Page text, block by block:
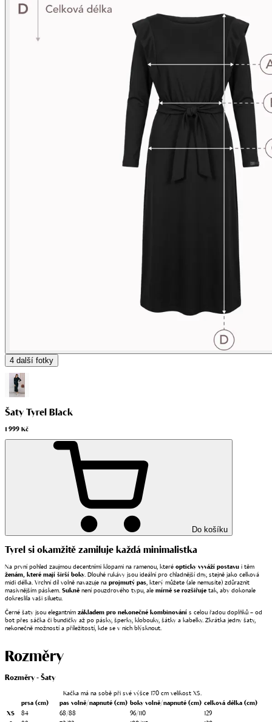
4 další fotky
Šaty Tyrel Black
1 999 Kč
Do košíku
Tyrel si okamžitě zamiluje každá minimalistka
Na první pohled zaujmou decentními klopami na ramenou, které opticky vyváží postavu i těm
ženám, které mají širší boky. Dlouhé rukávy jsou ideální pro chladnější dny, stejně jako celková
midi délka. Vrchní díl volně navazuje na projmutý pas, který můžete (ale nemusíte) zdůraznit
masivnějším páskem. Sukně není pouzdrového typu, ale mírně se rozšiřuje tak, aby dokonale
dokreslila vaši siluetu.
Černé šaty jsou elegantním základem pro nekonečné kombinování s celou řadou doplňků – od
bot přes sáčka či bundičky až po pásky, šperky, klobouky, šátky a kabelky. Zkrátka jedny šaty,
nekonečně možností a příležitostí, kde se v nich blýsknout.
Rozměry
Rozměry - Šaty
prsa (cm) pas volně/napnuté (cm) bokyvolně/napnuté (cm) celková délka (cm)
XS
84 68/88 96/110
129
Kačka má na sobě při své výšce 170 cm velikost XS.